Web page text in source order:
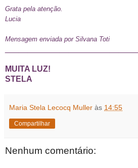
Grata pela atenção.
Lucia
Mensagem enviada por Silvana Toti
MUITA LUZ!
STELA
Maria Stela Lecocq Muller às 14:55
Compartilhar
Nenhum comentário: